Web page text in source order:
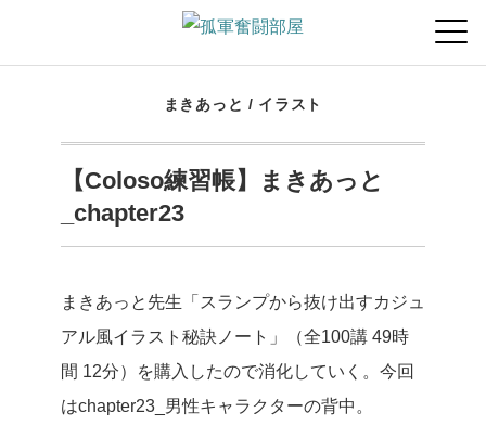
まきあっと / イラスト
【Coloso練習帳】まきあっと
_chapter23
まきあっと先生「スランプから抜け出すカジュ
アル風イラスト秘訣ノート」（全100講 49時
間 12分）を購入したので消化していく。今回
はchapter23_男性キャラクターの背中。